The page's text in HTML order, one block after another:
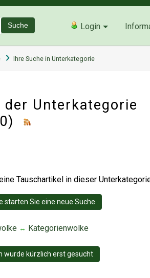
Suche Login
Ihre Suche in Unterkategorie
Unterkategorie
Tauschartikel in dieser
starten Sie eine neue Suche
↔ Kategorienwolke
wurde kürzlich erst gesucht